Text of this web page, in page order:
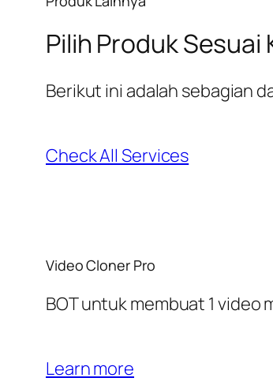
Pilih Produk
Berikut ini adalah sebagian
Check All Services
Video Cloner Pro
BOT untuk membuat 1 video
Learn more